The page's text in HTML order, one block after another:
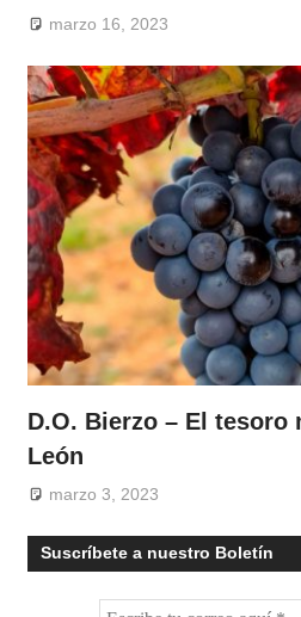
marzo 16, 2023
D.O. Bierzo – El tesoro
León
marzo 3, 2023
Suscríbete a nuestro Boletín